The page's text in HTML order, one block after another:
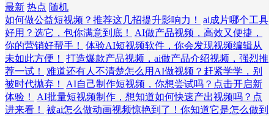
最新 热点 随机
如何做公益短视频？推荐这几招提升影响力！
ai成片哪个工具
好用？选它，包你满意到底！
AI做产品视频，高效又便捷，
你的营销好帮手！
体验AI短视频软件，你会发现视频编辑从
未如此方便！
打造爆款产品视频，ai做产品介绍视频，强烈推
荐一试！
难道还有人不清楚怎么用AI做视频？赶紧学学，别
被时代抛弃！
AI自己制作短视频，你想尝试吗？点击开启新
体验！
AI批量短视频制作，想知道如何快速产出视频吗？点
进来看！
被ai怎么做动画视频惊艳到了！你知道它是怎么做到